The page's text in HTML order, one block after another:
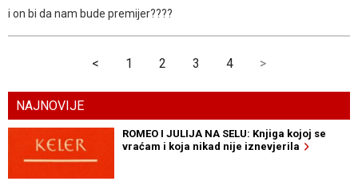
i on bi da nam bude premijer????
< 1 2 3 4 >
NAJNOVIJE
ROMEO I JULIJA NA SELU: Knjiga kojoj se
vraćam i koja nikad nije iznevjerila